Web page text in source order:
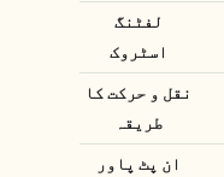
لفٹنگ
اسٹروک
نقل و حرکت کا
طریقہ
ان پٹ پاور